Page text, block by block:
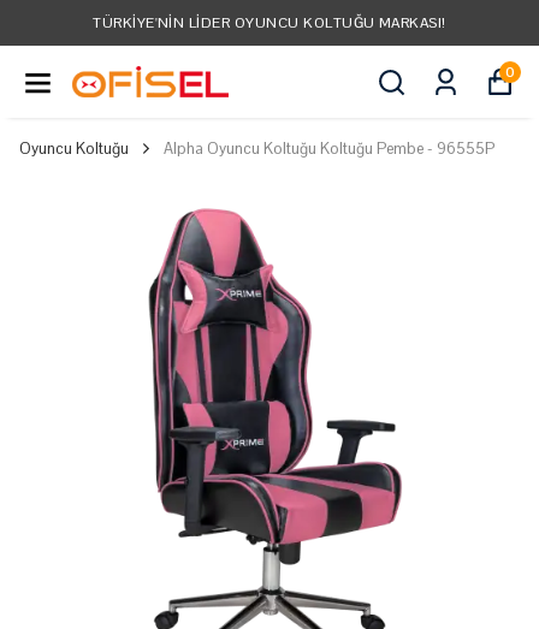
TÜRKIYE'NIN LIDER OYUNCU KOLTUĞU MARKASI!
0
Oyuncu Koltuğu Alpha Oyuncu Koltuğu Koltuğu Pembe - 96555P